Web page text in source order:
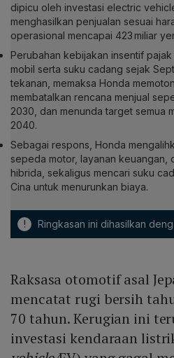
dipicu oleh investasi electric
menghasilkan penjualan sesuai
operasional mencapai 423 miliar
Perubahan kebijakan insentif
mobil serta suku cadang sejak
tekanan, memaksa Honda
membatalkan rencana menjual
2030, dan menunda target semua
2040.
Sebagai respons, Honda
sepeda motor, layanan keuangan,
hibrida, sekaligus mencari suku
Cina untuk menurunkan biaya.
! Ringkasan ini dihasilkan
Raksasa otomotif asal
mencatat rugi bersih
70 tahun. Kerugian ini
investasi kendaraan